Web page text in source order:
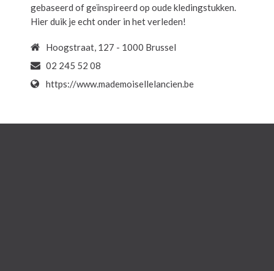
gebaseerd of geïnspireerd op oude kledingstukken.
Hier duik je echt onder in het verleden!
Hoogstraat, 127 - 1000 Brussel
02 245 52 08
https://www.mademoisellelancien.be